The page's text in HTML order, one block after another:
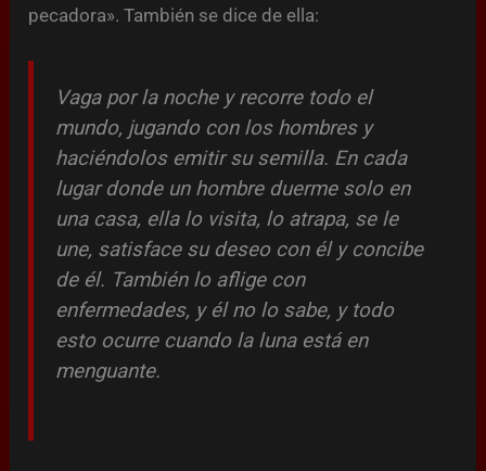
pecadora». También se dice de ella:
Vaga por la noche y recorre todo el
mundo, jugando con los hombres y
haciéndolos emitir su semilla. En cada
lugar donde un hombre duerme solo en
una casa, ella lo visita, lo atrapa, se le
une, satisface su deseo con él y concibe
de él. También lo aflige con
enfermedades, y él no lo sabe, y todo
esto ocurre cuando la luna está en
menguante.